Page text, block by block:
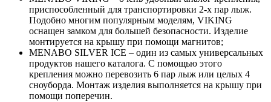
приспособленный для транспортировки 2-х пар лыж.
Подобно многим популярным моделям, VIKING
оснащен замком для большей безопасности. Изделие
монтируется на крышу при помощи магнитов;
MENABO SILVER ICE – один из самых универсальных
продуктов нашего каталога. С помощью этого
крепления можно перевозить 6 пар лыж или целых 4
сноуборда. Монтаж изделия выполняется на крышу при
помощи поперечин.